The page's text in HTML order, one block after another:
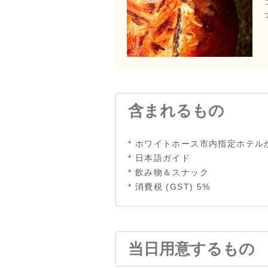
含まれるもの
* ホワイトホース市内指定ホテル
* 日本語ガイド
* 飲み物＆スナック
* 消費税 (GST) 5%
当日用意するもの